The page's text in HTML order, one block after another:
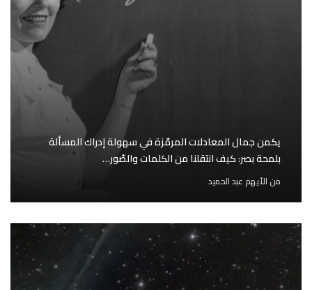
يكمن جمال المعادلات المرمّزة في سهولة إدراك المسألة
بلمحة بصر: كيف انتقلنا من الكلمات والصّور…
من الأيهم عبد الحميد